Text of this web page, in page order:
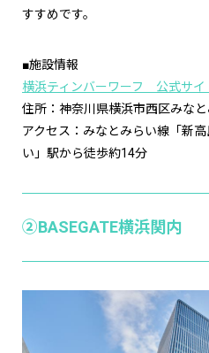
すすめです。
■施設情報
横浜ティンバーワーフ 公式サイ
住所：神奈川県横浜市西区みな
アクセス：みなとみらい線「新
い」駅から徒歩約14分
②BASEGATE横浜関内